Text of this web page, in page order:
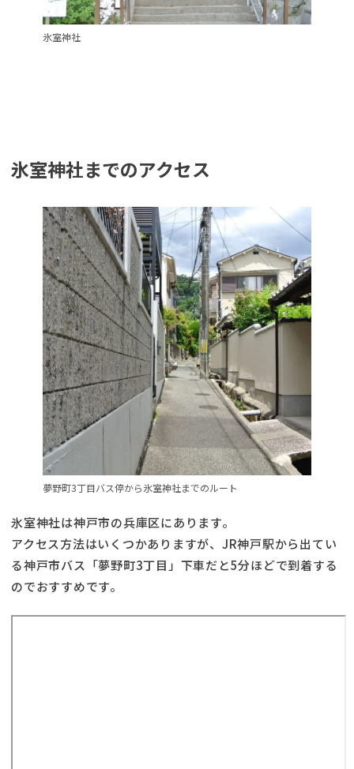
氷室神社
氷室神社までのアクセス
夢野町3丁目バス停から氷室神社までのルート
氷室神社は神戸市の兵庫区にあります。
アクセス方法はいくつかありますが、JR神戸駅から出てい
る神戸市バス「夢野町3丁目」下車だと5分ほどで到着する
のでおすすめです。